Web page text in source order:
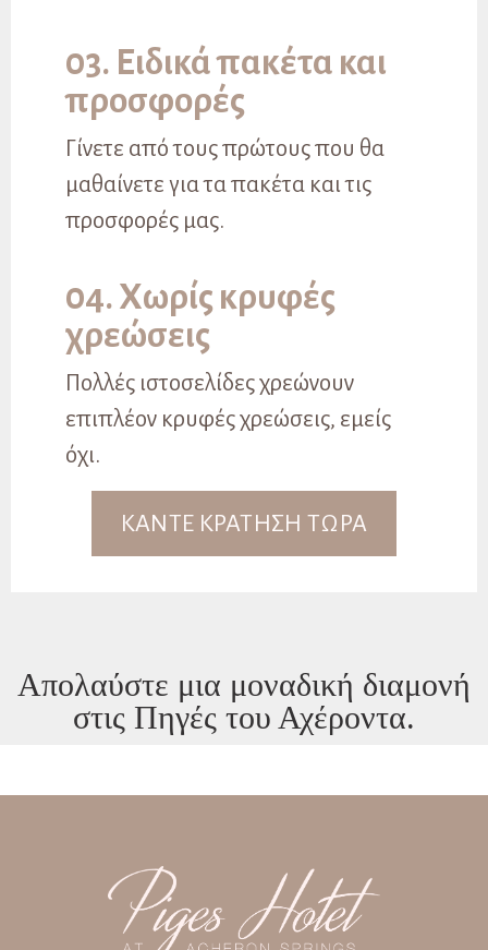
03. Ειδικά πακέτα και
προσφορές
Γίνετε από τους πρώτους που θα
μαθαίνετε για τα πακέτα και τις
προσφορές μας.
04. Χωρίς κρυφές
χρεώσεις
Πολλές ιστοσελίδες χρεώνουν
επιπλέον κρυφές χρεώσεις, εμείς
όχι.
ΚΑΝΤΕ ΚΡΑΤΗΣΗ ΤΩΡΑ
Απολαύστε μια μοναδική διαμονή
στις Πηγές του Αχέροντα.